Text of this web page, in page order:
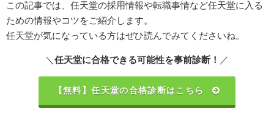
この記事では、任天堂の採用情報や転職事情など任天堂に入る
ための情報やコツをご紹介します。
任天堂が気になっている方はぜひ読んでみてくださいね。
＼ 任天堂に合格できる可能性を事前診断！ ／
【無料】任天堂の合格診断はこちら